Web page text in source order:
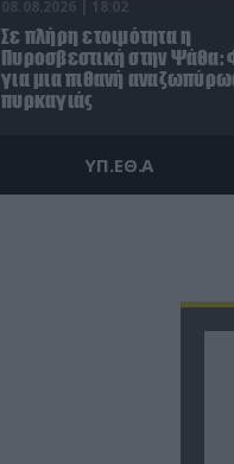
08.08.2026 | 18:02
Σε πλήρη ετοιμότητα η
Πυροσβεστική στην Ψάθα:
για μια πιθανή
πυρκαγιάς
ΥΠ.ΕΘ.Α